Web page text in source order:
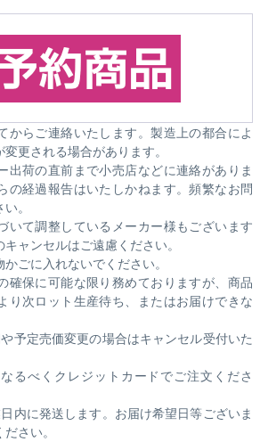
からご連絡いたします。製造上の都合によ
更される場合があります。
出荷の直前まで小売店などに連絡がありま
の経過報告はいたしかねます。頻繁なお問
。
いて調整しているメーカー様もございます
ャンセルはご遠慮ください。
ごに入れないでください。
確保に可能な限り務めておりますが、商品
り次ロット生産待ち、またはお届けできな
予定売価変更の場合はキャンセル受付いた
るべくクレジットカードでご注文くださ
内に発送します。お届け希望日等ございま
さい。